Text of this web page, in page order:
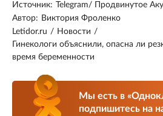
Источник: Telegram/ Продвинутое
Автор: Виктория Фроленко
Letidor.ru / Новости /
Гинекологи объяснили, опасна ли
время беременности
Мы есть в
подпишитесь на